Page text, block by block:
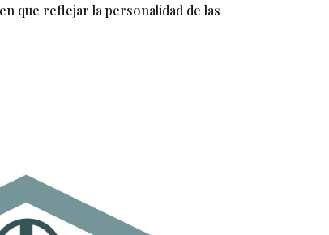
que reflejar la personalidad de las